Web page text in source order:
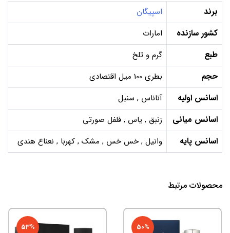
برند اسپیگان
کشور سازنده امارات
طبع گرم و تلخ
حجم بطری 100 میل اقتصادی
اسانس اولیه آناناس , سنبل
اسانس میانی زنبق , یاس , فلفل صورتی
اسانس پایه وانیل , خس خس , مشک , کهربا , نعناع هندی
محصولات مرتبط
50%
53%